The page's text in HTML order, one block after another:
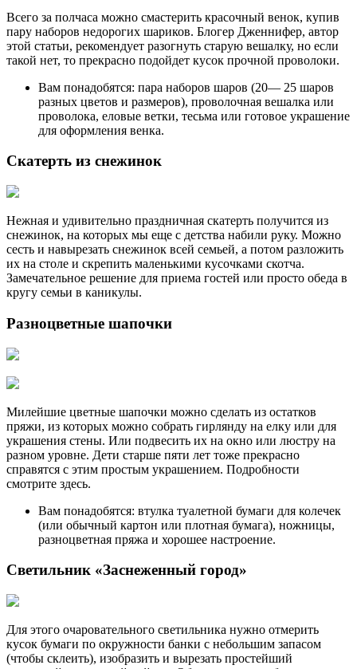
Всего за полчаса можно смастерить красочный венок, купив
пару наборов недорогих шариков. Блогер Дженнифер, автор
этой статьи, рекомендует разогнуть старую вешалку, но если
такой нет, то прекрасно подойдет кусок прочной проволоки.
Вам понадобятся: пара наборов шаров (20— 25 шаров
разных цветов и размеров), проволочная вешалка или
проволока, еловые ветки, тесьма или готовое украшение
для оформления венка.
Скатерть из снежинок
Нежная и удивительно праздничная скатерть получится из
снежинок, на которых мы еще с детства набили руку. Можно
сесть и навырезать снежинок всей семьей, а потом разложить
их на столе и скрепить маленькими кусочками скотча.
Замечательное решение для приема гостей или просто обеда в
кругу семьи в каникулы.
Разноцветные шапочки
Милейшие цветные шапочки можно сделать из остатков
пряжи, из которых можно собрать гирлянду на елку или для
украшения стены. Или подвесить их на окно или люстру на
разном уровне. Дети старше пяти лет тоже прекрасно
справятся с этим простым украшением. Подробности
смотрите здесь.
Вам понадобятся: втулка туалетной бумаги для колечек
(или обычный картон или плотная бумага), ножницы,
разноцветная пряжа и хорошее настроение.
Светильник «Заснеженный город»
Для этого очаровательного светильника нужно отмерить
кусок бумаги по окружности банки с небольшим запасом
(чтобы склеить), изобразить и вырезать простейший